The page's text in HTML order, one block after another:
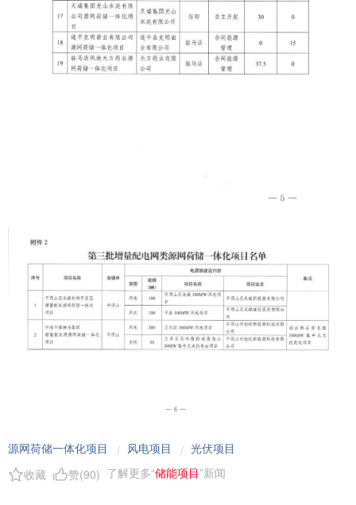
源网荷储一体化项目 / 风电项目 / 光伏项目
收藏
赞(90) 了解更多“储能项目”新闻